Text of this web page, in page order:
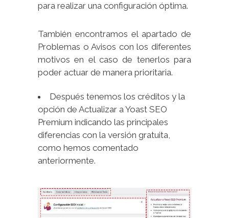
para realizar una configuración óptima.
También encontramos el apartado de
Problemas o Avisos con los diferentes
motivos en el caso de tenerlos para
poder actuar de manera prioritaria.
Después tenemos los créditos y la
opción de Actualizar a Yoast SEO
Premium indicando las principales
diferencias con la versión gratuita,
como hemos comentado
anteriormente.